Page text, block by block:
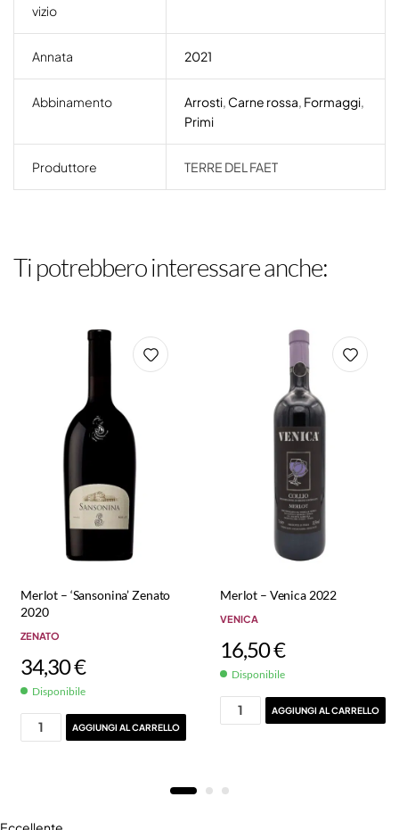
Vizio
Annata 2021
Abbinamento Arrosti, Carne rossa, Formaggi,
Primi
Produttore TERRE DEL FAET
Ti potrebbero interessare anche:
Merlot – ‘Sansonina’ Zenato
2020
ZENATO
34,30€
Disponibile
AGGIUNGI AL CARRELLO
Merlot – Venica 2022
VENICA
16,50€
Disponibile
AGGIUNGI AL CARRELLO